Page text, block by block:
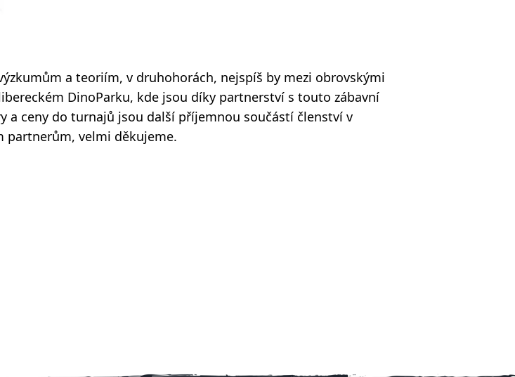
a teoriím, v druhohorách, nejspíš by mezi obrovskými
DinoParku, kde jsou díky partnerství s touto zábavní
a ceny do turnajů jsou další příjemnou součástí členství v
partnerům, velmi děkujeme.